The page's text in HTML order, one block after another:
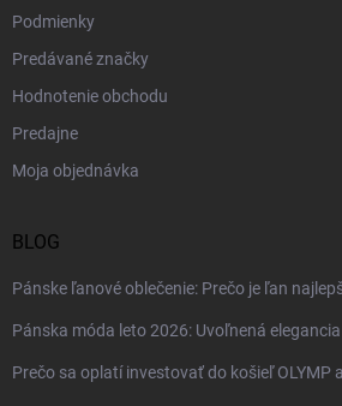
Podmienky
Predávané značky
Hodnotenie obchodu
Predajne
Moja objednávka
BLOG
Pánske ľanové oblečenie: Prečo je ľan
Pánska móda leto 2026: Uvoľnená
Prečo sa oplatí investovať do košieľ OLYMP